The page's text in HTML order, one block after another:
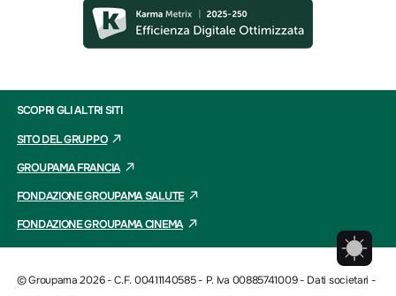
SCOPRI GLI ALTRI SITI
SITO DEL GRUPPO
GROUPAMA FRANCIA
FONDAZIONE GROUPAMA SALUTE
FONDAZIONE GROUPAMA CINEMA
© Groupama 2026 - C.F. 00411140585 - P. Iva 00885741009 - Dati societari -